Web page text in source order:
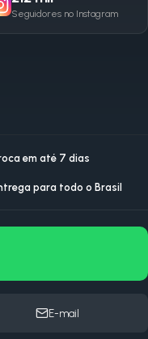
Seguidores no Instagram
em até 7 dias
para todo o Brasil
E-mail